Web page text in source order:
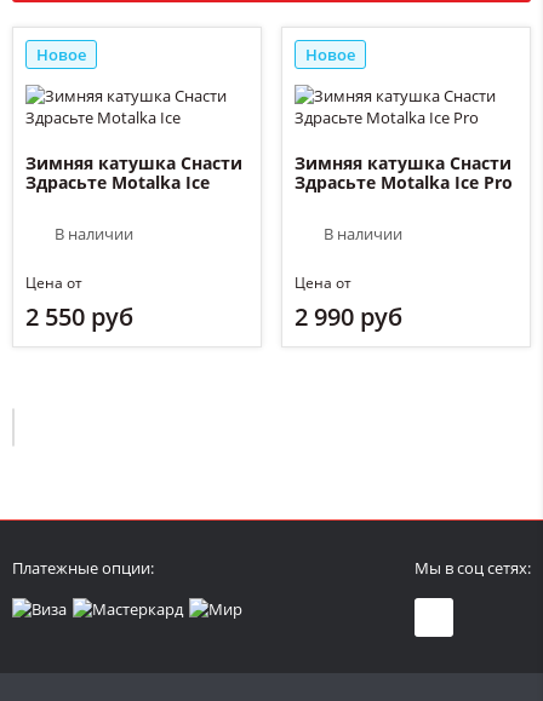
Новое
Зимняя катушка Снасти
Здрасьте Motalka Ice
В наличии
Цена от
2 550 руб
Новое
Зимняя катушка Снасти
Здрасьте Motalka Ice Pro
В наличии
Цена от
2 990 руб
Платежные опции: Мы в соц сетях: